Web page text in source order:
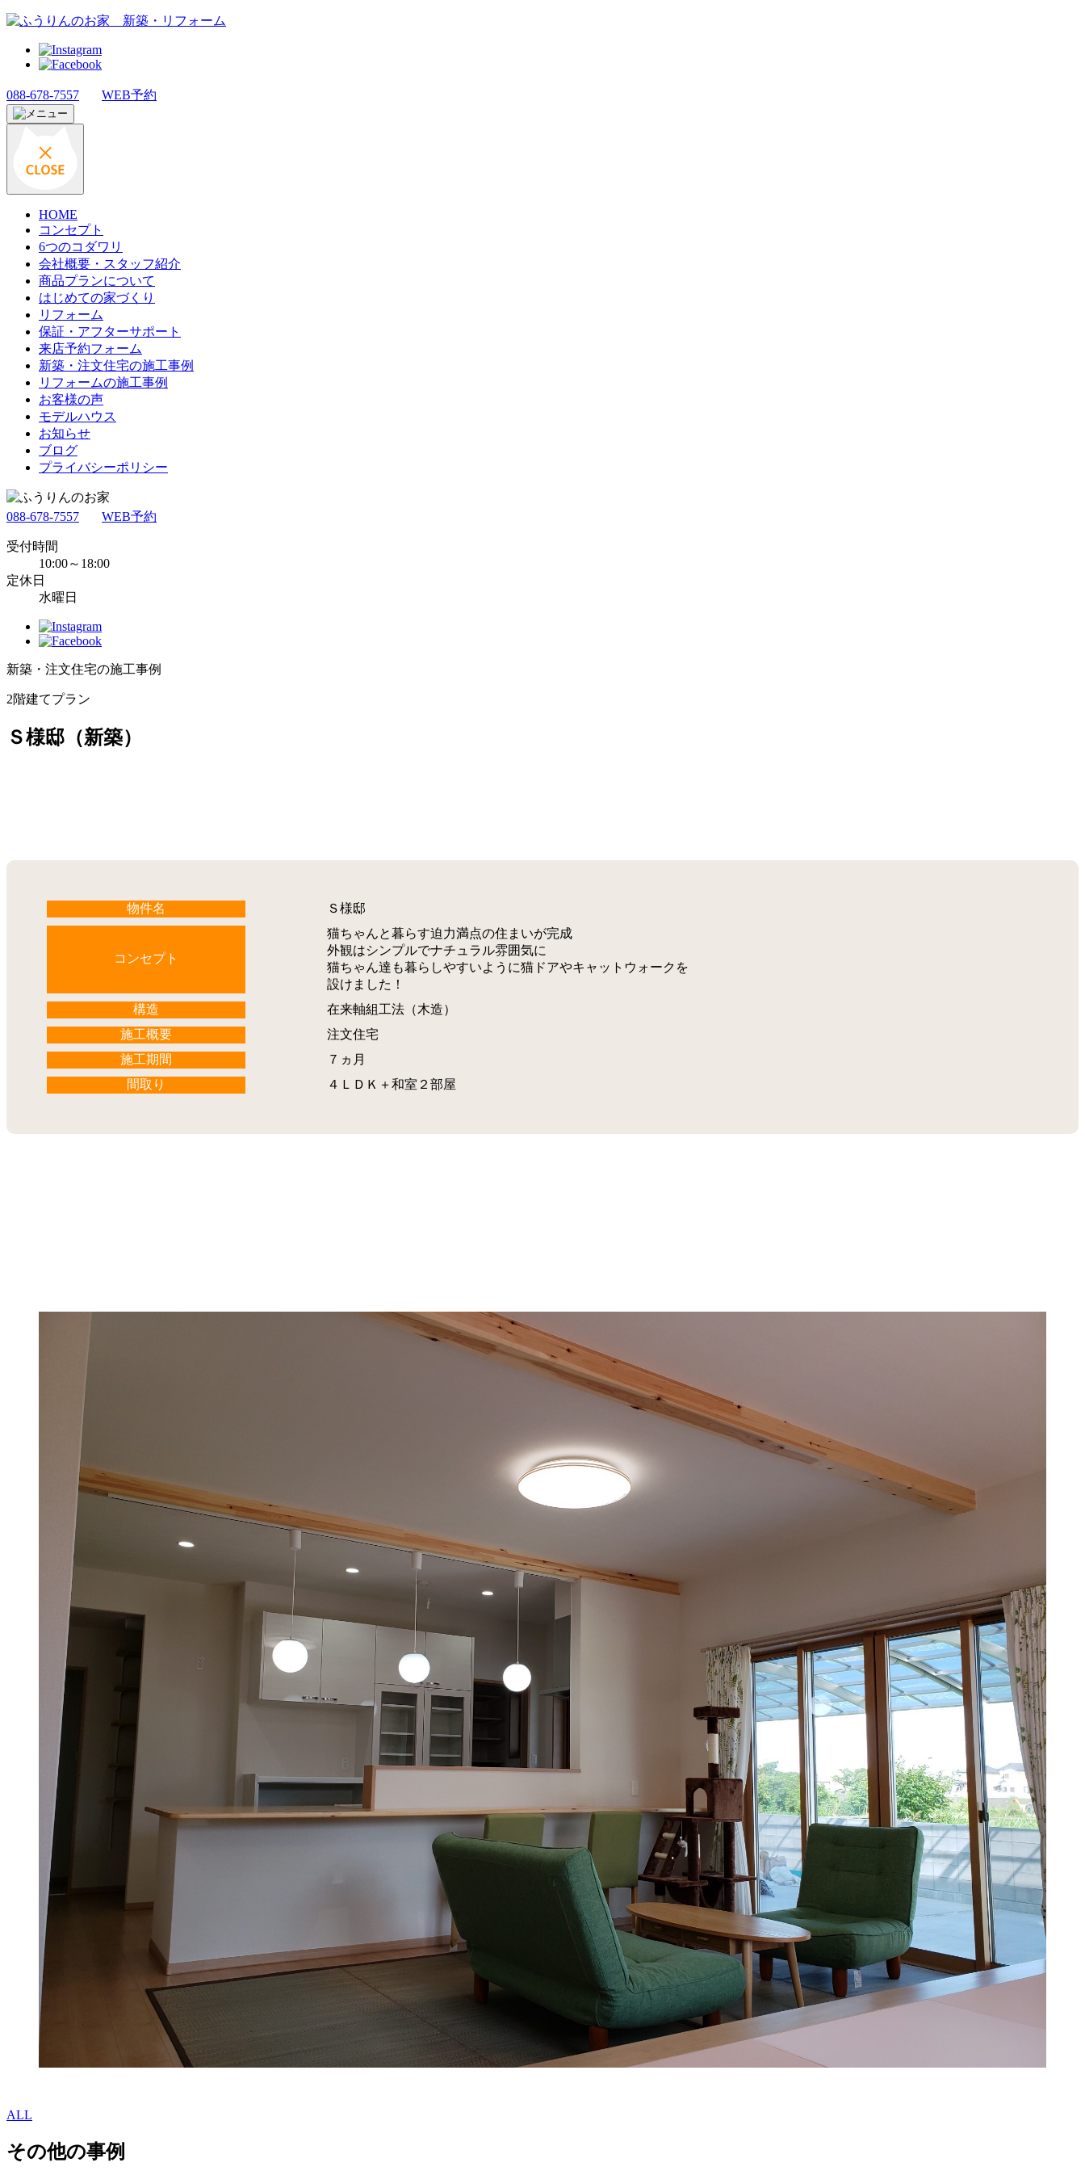
088-678-7557 WEB予約
HOME
コンセプト
6つのコダワリ
会社概要・スタッフ紹介
商品プランについて
はじめての家づくり
リフォーム
保証・アフターサポート
来店予約フォーム
新築・注文住宅の施工事例
リフォームの施工事例
お客様の声
モデルハウス
お知らせ
ブログ
プライバシーポリシー
088-678-7557 WEB予約
受付時間
10:00～18:00
定休日
水曜日
新築・注文住宅の施工事例
2階建てプラン
Ｓ様邸（新築）
物件名 Ｓ様邸
コンセプト
猫ちゃんと暮らす迫力満点の住まいが完成
外観はシンプルでナチュラル雰囲気に
猫ちゃん達も暮らしやすいように猫ドアやキャットウォークを
設けました！
構造
在来軸組工法（木造）
施工概要
注文住宅
施工期間
７ヵ月
間取り
４ＬＤＫ＋和室２部屋
ALL
その他の事例